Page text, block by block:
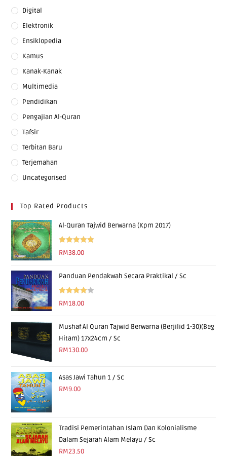
Digital
Elektronik
Ensiklopedia
Kamus
Kanak-Kanak
Multimedia
Pendidikan
Pengajian Al-Quran
Tafsir
Terbitan Baru
Terjemahan
Uncategorised
Top Rated Products
Al-Quran Tajwid Berwarna (Kpm 2017)
Rated 5.00
RM38.00
Panduan Pendakwah Secara Praktikal / Sc
Rated
RM18.00
Mushaf Al Quran Tajwid Berwarna (Berjilid 1-30)(Beg
Hitam) 17x24cm / Sc
RM130.00
Asas Jawi Tahun 1 / Sc
RM9.00
Tradisi Pemerintahan Islam Dan Kolonialisme
Dalam Sejarah Alam Melayu / Sc
RM23.50